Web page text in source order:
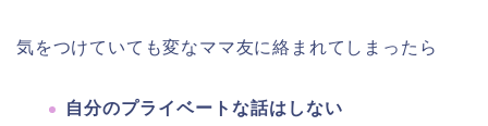
気をつけていても変なママ友に絡まれてしまったら
自分のプライベートな話はしない